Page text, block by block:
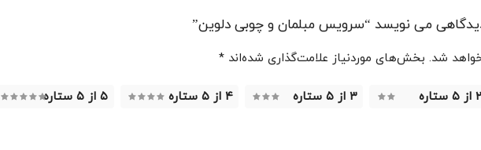
می نویسد “سرویس مبلمان و چوبی دلوین”
شد. بخش‌های موردنیاز علامت‌گذاری شده‌اند *
۲ از ۵ ستاره ۳ از ۵ ستاره ۴ از ۵ ستاره ۵ از ۵ ستاره